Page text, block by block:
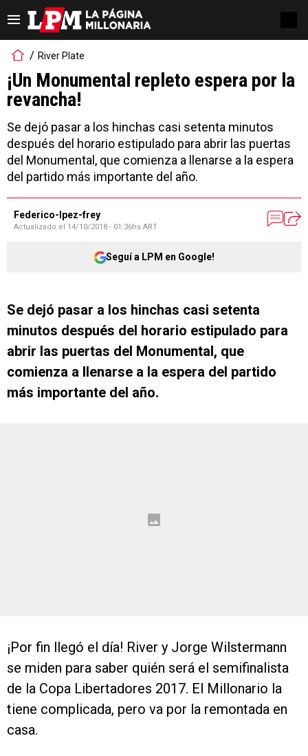
River Plate
¡Un Monumental repleto espera por la
revancha!
Se dejó pasar a los hinchas casi setenta minutos
después del horario estipulado para abrir las puertas
del Monumental, que comienza a llenarse a la espera
del partido más importante del año.
Federico-lpez-frey
Actualizado el 14/10/2018 - 01:36hs ART
Seguí a LPM en Google!
Se dejó pasar a los hinchas casi setenta
minutos después del horario estipulado para
abrir las puertas del Monumental, que
comienza a llenarse a la espera del partido
más importante del año.
¡Por fin llegó el día! River y Jorge Wilstermann
se miden para saber quién será el semifinalista
de la Copa Libertadores 2017. El Millonario la
tiene complicada, pero va por la remontada en
casa.